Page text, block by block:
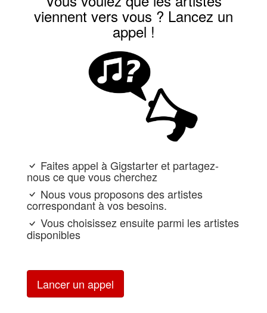
viennent vers vous ? Lancez un
appel !
Faites appel à Gigstarter et partagez-
nous ce que vous cherchez
Nous vous proposons des artistes
correspondant à vos besoins.
Vous choisissez ensuite parmi les artistes
disponibles
Lancer un appel